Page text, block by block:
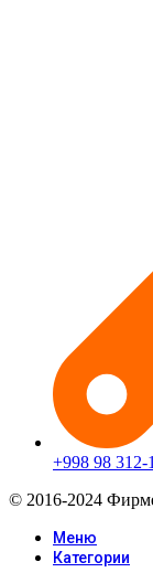
+998 98 312-
© 2016-2024
Меню
Категории